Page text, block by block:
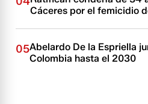
Cáceres por el femicidio
05Abelardo De la Espriella
Colombia hasta el 2030